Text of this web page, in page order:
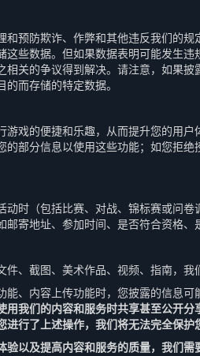
和预防欺诈、作弊和其他违反我们的
这些数据。但如果数据表明可能发生
相关的争议得到解决。请注意，如果
而存储的特定数据。
游戏的便捷和乐趣，从而提升您的用
的部分信息以使用这些功能；如您拒
动时（包括比赛、对战、锦标赛或问
邮寄地址、参加时间、是否符合资格、
件、截图、美术作品、视频、指南，我
能、内容上传功能时，您披露的信息
用我们的内容和服务时共享甚至公开
进行了上述操作，我们将无法完全保护
验以及提高内容和服务的质量，我们